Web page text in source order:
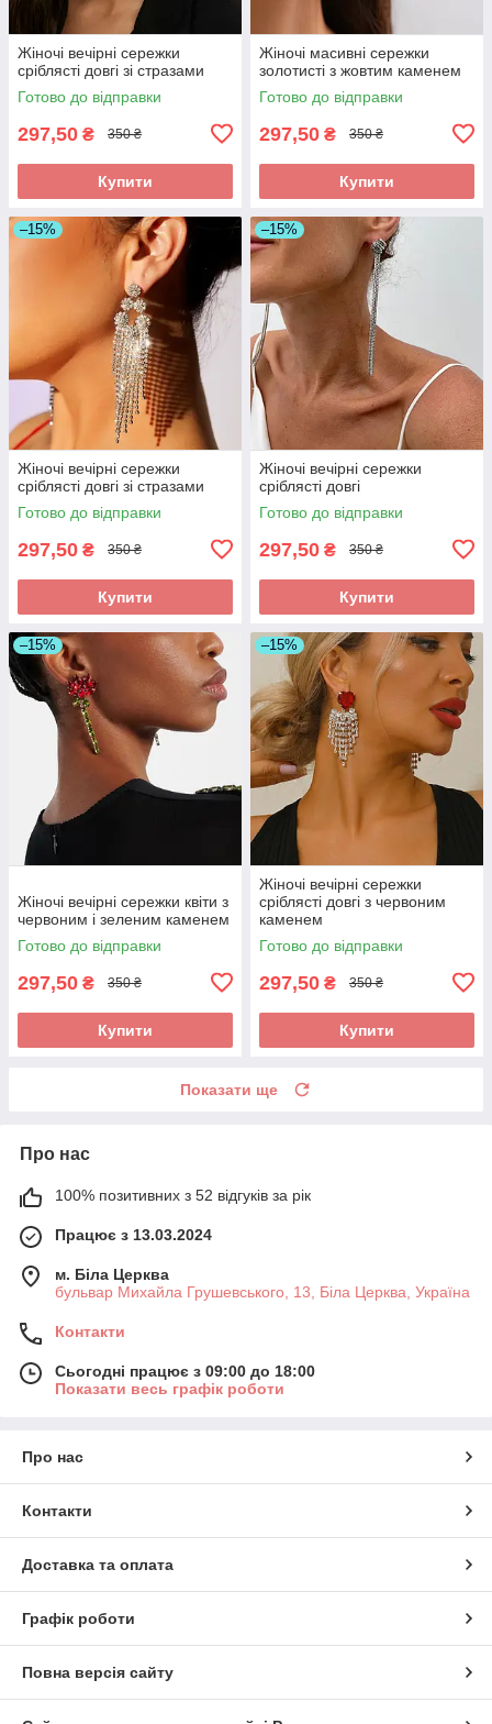
Жіночі вечірні сережки
сріблясті довгі зі стразами
Готово до відправки
297,50 ₴ 350 ₴
Купити
Жіночі масивні сережки
золотисті з жовтим каменем
Готово до відправки
297,50 ₴ 350 ₴
Купити
–15%
Жіночі вечірні сережки
сріблясті довгі зі стразами
Готово до відправки
297,50 ₴ 350 ₴
Купити
–15%
Жіночі вечірні сережки
сріблясті довгі
Готово до відправки
297,50 ₴ 350 ₴
Купити
–15%
Жіночі вечірні сережки квіти з
червоним і зеленим каменем
Готово до відправки
297,50 ₴ 350 ₴
Купити
–15%
Жіночі вечірні сережки
сріблясті довгі з червоним
каменем
Готово до відправки
297,50 ₴ 350 ₴
Купити
Показати ще
Про нас
100% позитивних з 52 відгуків за рік
Працює з 13.03.2024
м. Біла Церква
бульвар Михайла Грушевського, 13, Біла Церква, Україна
Контакти
Сьогодні працює з 09:00 до 18:00
Показати весь графік роботи
Про нас
Контакти
Доставка та оплата
Графік роботи
Повна версія сайту